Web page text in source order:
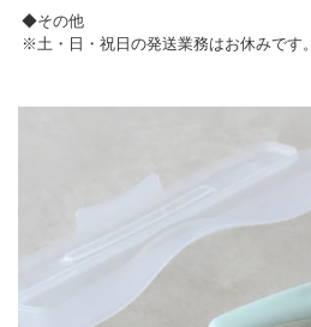
◆その他
※土・日・祝日の発送業務はお休みです。